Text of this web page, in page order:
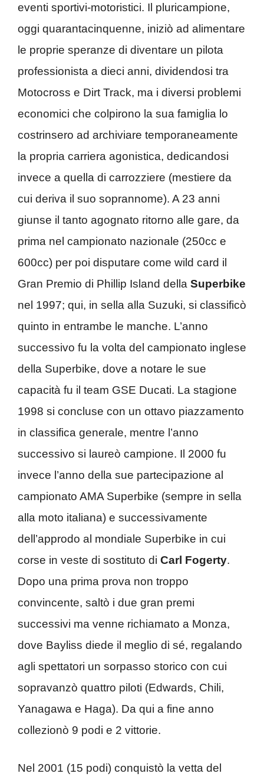
eventi sportivi-motoristici. Il pluricampione,
oggi quarantacinquenne, iniziò ad alimentare
le proprie speranze di diventare un pilota
professionista a dieci anni, dividendosi tra
Motocross e Dirt Track, ma i diversi problemi
economici che colpirono la sua famiglia lo
costrinsero ad archiviare temporaneamente
la propria carriera agonistica, dedicandosi
invece a quella di carrozziere (mestiere da
cui deriva il suo soprannome). A 23 anni
giunse il tanto agognato ritorno alle gare, da
prima nel campionato nazionale (250cc e
600cc) per poi disputare come wild card il
Gran Premio di Phillip Island della Superbike
nel 1997; qui, in sella alla Suzuki, si classificò
quinto in entrambe le manche. L’anno
successivo fu la volta del campionato inglese
della Superbike, dove a notare le sue
capacità fu il team GSE Ducati. La stagione
1998 si concluse con un ottavo piazzamento
in classifica generale, mentre l’anno
successivo si laureò campione. Il 2000 fu
invece l’anno della sue partecipazione al
campionato AMA Superbike (sempre in sella
alla moto italiana) e successivamente
dell’approdo al mondiale Superbike in cui
corse in veste di sostituto di Carl Fogerty.
Dopo una prima prova non troppo
convincente, saltò i due gran premi
successivi ma venne richiamato a Monza,
dove Bayliss diede il meglio di sé, regalando
agli spettatori un sorpasso storico con cui
sopravanzò quattro piloti (Edwards, Chili,
Yanagawa e Haga). Da qui a fine anno
collezionò 9 podi e 2 vittorie.
Nel 2001 (15 podi) conquistò la vetta del